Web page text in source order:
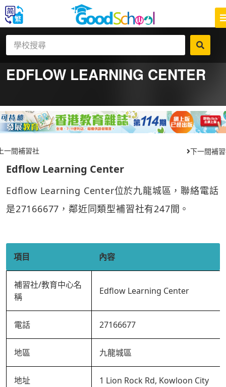
EDFLOW LEARNING CENTER
一間補習社 下一間補
Edflow Learning Center
Edflow Learning Center位於九龍城區，聯絡電話
是27166677，鄰近同類型補習社有247間。
項目 內容
補習社/教育中心名
稱
Edflow Learning Center
電話 27166677
地區 九龍城區
地址 1 Lion Rock Rd, Kowloon City